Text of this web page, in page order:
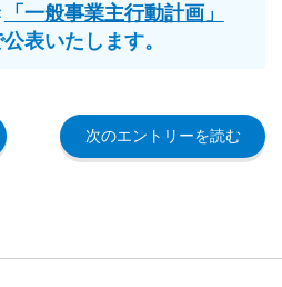
「一般事業主行動計画」
表いたします。
次のエントリーを読む